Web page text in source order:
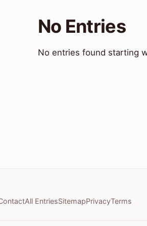
No Entries
No entries found starting
All EntriesSitemapPrivacyTerms